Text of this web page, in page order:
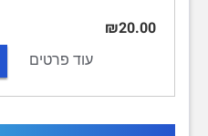
₪20.00
עוד פרטים